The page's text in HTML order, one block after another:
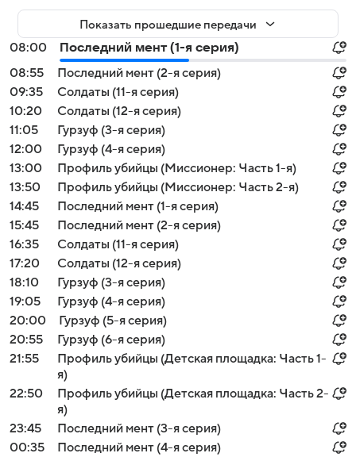
Показать прошедшие передачи
08:00
Последний мент (1-я серия)
08:55
Последний мент (2-я серия)
09:35
Солдаты (11-я серия)
10:20
Солдаты (12-я серия)
11:05
Гурзуф (3-я серия)
12:00
Гурзуф (4-я серия)
13:00
Профиль убийцы (Миссионер: Часть 1-я)
13:50
Профиль убийцы (Миссионер: Часть 2-я)
14:45
Последний мент (1-я серия)
15:45
Последний мент (2-я серия)
16:35
Солдаты (11-я серия)
17:20
Солдаты (12-я серия)
18:10
Гурзуф (3-я серия)
19:05
Гурзуф (4-я серия)
20:00
Гурзуф (5-я серия)
20:55
Гурзуф (6-я серия)
21:55
Профиль убийцы (Детская площадка: Часть 1-
я)
22:50
Профиль убийцы (Детская площадка: Часть 2-
я)
23:45
Последний мент (3-я серия)
00:35
Последний мент (4-я серия)